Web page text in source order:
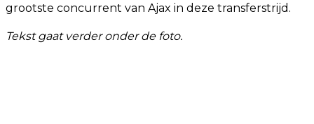
grootste concurrent van Ajax in deze transferstrijd.
Tekst gaat verder onder de foto.